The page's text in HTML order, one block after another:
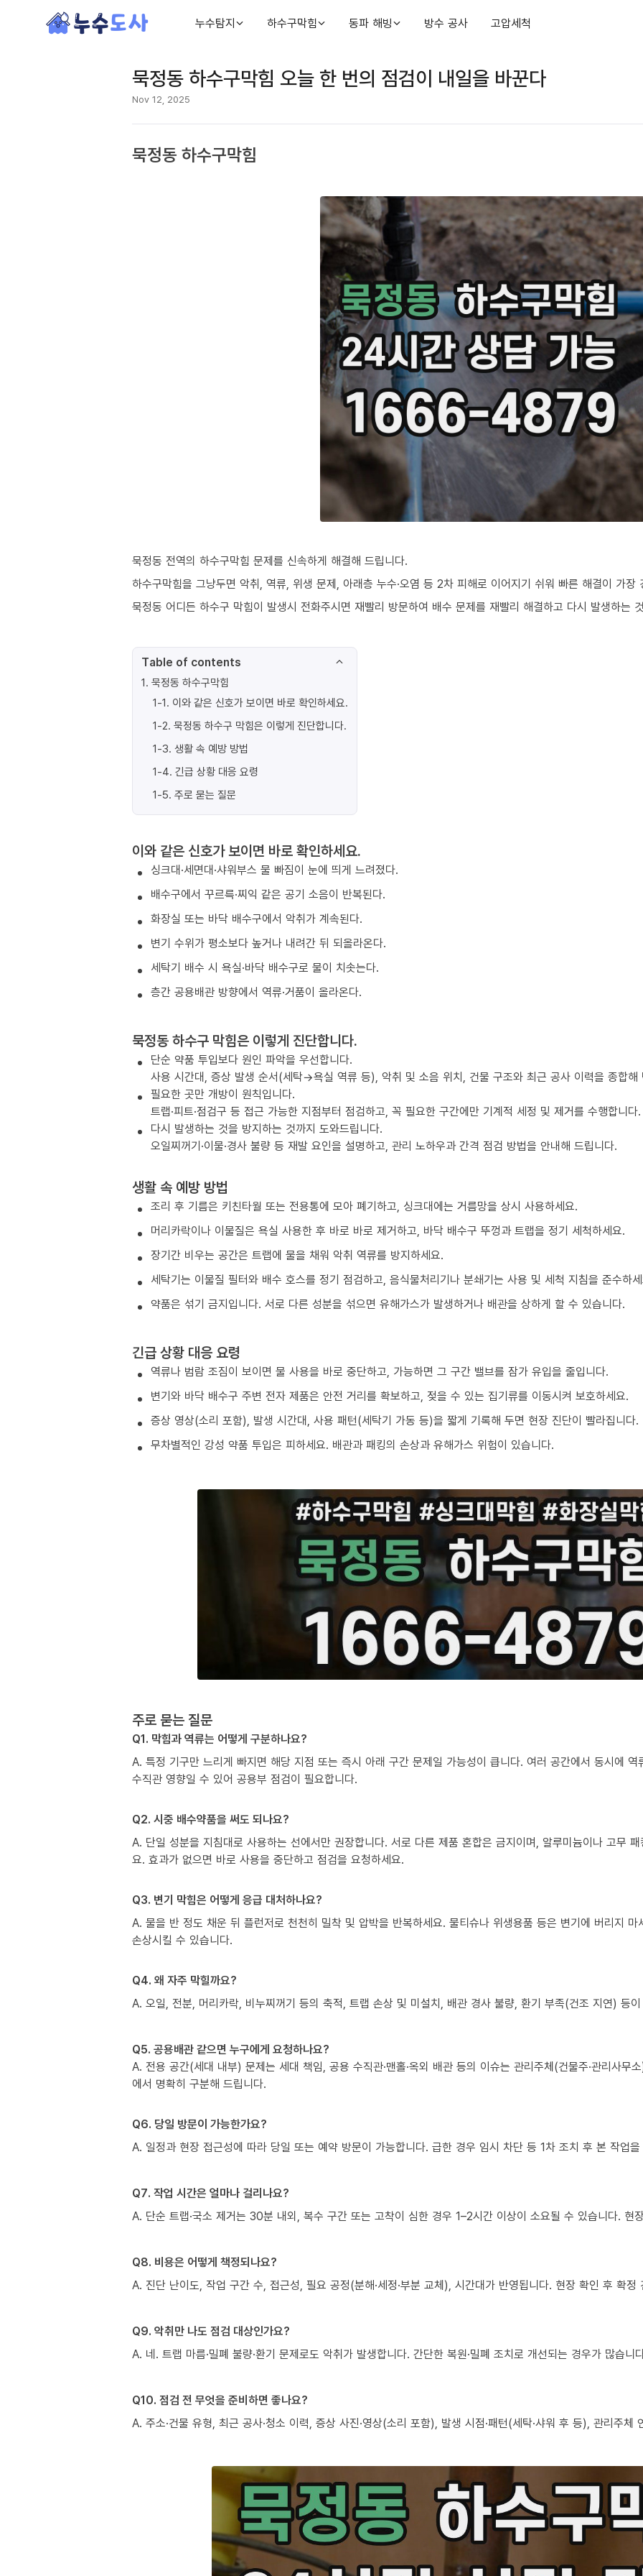
누수탐지 하수구막힘 동파 해빙 방수 공사 고압세척
묵정동 하수구막힘 오늘 한 번의 점검이 내일을 바꾼다
Nov 12, 2025
묵정동 하수구막힘
묵정동 전역의 하수구막힘 문제를 신속하게 해결해 드립니다.
하수구막힘을 그냥두면 악취, 역류, 위생 문제, 아래층 누수·오염 등 2차 피해로 이어지기 쉬워 빠른 해결이 가장
묵정동 어디든 하수구 막힘이 발생시 전화주시면 재빨리 방문하여 배수 문제를 재빨리 해결하고 다시 발생하는
Table of contents
1. 묵정동 하수구막힘
1-1. 이와 같은 신호가 보이면 바로 확인하세요.
1-2. 묵정동 하수구 막힘은 이렇게 진단합니다.
1-3. 생활 속 예방 방법
1-4. 긴급 상황 대응 요령
1-5. 주로 묻는 질문
이와 같은 신호가 보이면 바로 확인하세요.
싱크대·세면대·샤워부스 물 빠짐이 눈에 띄게 느려졌다.
배수구에서 꾸르륵·찌익 같은 공기 소음이 반복된다.
화장실 또는 바닥 배수구에서 악취가 계속된다.
변기 수위가 평소보다 높거나 내려간 뒤 되올라온다.
세탁기 배수 시 욕실·바닥 배수구로 물이 치솟는다.
층간 공용배관 방향에서 역류·거품이 올라온다.
묵정동 하수구 막힘은 이렇게 진단합니다.
단순 약품 투입보다 원인 파악을 우선합니다.
사용 시간대, 증상 발생 순서(세탁→욕실 역류 등), 악취 및 소음 위치, 건물 구조와 최근 공사 이력을 종합해
필요한 곳만 개방이 원칙입니다.
트랩·피트·점검구 등 접근 가능한 지점부터 점검하고, 꼭 필요한 구간에만 기계적 세정 및 제거를 수행합니다.
다시 발생하는 것을 방지하는 것까지 도와드립니다.
오일찌꺼기·이물·경사 불량 등 재발 요인을 설명하고, 관리 노하우과 간격 점검 방법을 안내해 드립니다.
생활 속 예방 방법
조리 후 기름은 키친타월 또는 전용통에 모아 폐기하고, 싱크대에는 거름망을 상시 사용하세요.
머리카락이나 이물질은 욕실 사용한 후 바로 바로 제거하고, 바닥 배수구 뚜껑과 트랩을 정기 세척하세요.
장기간 비우는 공간은 트랩에 물을 채워 악취 역류를 방지하세요.
세탁기는 이물질 필터와 배수 호스를 정기 점검하고, 음식물처리기나 분쇄기는 사용 및 세척 지침을 준수하
약품은 섞기 금지입니다. 서로 다른 성분을 섞으면 유해가스가 발생하거나 배관을 상하게 할 수 있습니다.
긴급 상황 대응 요령
역류나 범람 조짐이 보이면 물 사용을 바로 중단하고, 가능하면 그 구간 밸브를 잠가 유입을 줄입니다.
변기와 바닥 배수구 주변 전자 제품은 안전 거리를 확보하고, 젖을 수 있는 집기류를 이동시켜 보호하세요.
증상 영상(소리 포함), 발생 시간대, 사용 패턴(세탁기 가동 등)을 짧게 기록해 두면 현장 진단이 빨라집니다.
무차별적인 강성 약품 투입은 피하세요. 배관과 패킹의 손상과 유해가스 위험이 있습니다.
주로 묻는 질문
Q1. 막힘과 역류는 어떻게 구분하나요?
A. 특정 기구만 느리게 빠지면 해당 지점 또는 즉시 아래 구간 문제일 가능성이 큽니다. 여러 공간에서 동시에
수직관 영향일 수 있어 공용부 점검이 필요합니다.
Q2. 시중 배수약품을 써도 되나요?
A. 단일 성분을 지침대로 사용하는 선에서만 권장합니다. 서로 다른 제품 혼합은 금지이며, 알루미늄이나 고무
요. 효과가 없으면 바로 사용을 중단하고 점검을 요청하세요.
Q3. 변기 막힘은 어떻게 응급 대처하나요?
A. 물을 반 정도 채운 뒤 플런저로 천천히 밀착 및 압박을 반복하세요. 물티슈나 위생용품 등은 변기에 버리지
손상시킬 수 있습니다.
Q4. 왜 자주 막힐까요?
A. 오일, 전분, 머리카락, 비누찌꺼기 등의 축적, 트랩 손상 및 미설치, 배관 경사 불량, 환기 부족(건조 지연) 등
Q5. 공용배관 같으면 누구에게 요청하나요?
A. 전용 공간(세대 내부) 문제는 세대 책임, 공용 수직관·맨홀·옥외 배관 등의 이슈는 관리주체(건물주·관리사무
에서 명확히 구분해 드립니다.
Q6. 당일 방문이 가능한가요?
A. 일정과 현장 접근성에 따라 당일 또는 예약 방문이 가능합니다. 급한 경우 임시 차단 등 1차 조치 후 본 작업을
Q7. 작업 시간은 얼마나 걸리나요?
A. 단순 트랩·국소 제거는 30분 내외, 복수 구간 또는 고착이 심한 경우 1–2시간 이상이 소요될 수 있습니다. 현
Q8. 비용은 어떻게 책정되나요?
A. 진단 난이도, 작업 구간 수, 접근성, 필요 공정(분해·세정·부분 교체), 시간대가 반영됩니다. 현장 확인 후 확정
Q9. 악취만 나도 점검 대상인가요?
A. 네. 트랩 마름·밀폐 불량·환기 문제로도 악취가 발생합니다. 간단한 복원·밀폐 조치로 개선되는 경우가 많습니
Q10. 점검 전 무엇을 준비하면 좋나요?
A. 주소·건물 유형, 최근 공사·청소 이력, 증상 사진·영상(소리 포함), 발생 시점·패턴(세탁·샤워 후 등), 관리주체